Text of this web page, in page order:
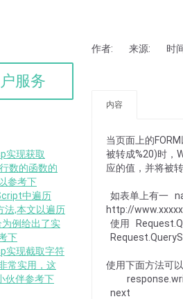
服务
实现获取
数的函数的
参考下
中遍历
法,本文以遍历
例给出了实
下
实现截取字符
常实用，这
伙伴参考下
作者: 来源: 时
内容
当页面上的
被转成%20)时，
应的值，并将被
如表单上有一
http://
使用
使用下面方法可
next